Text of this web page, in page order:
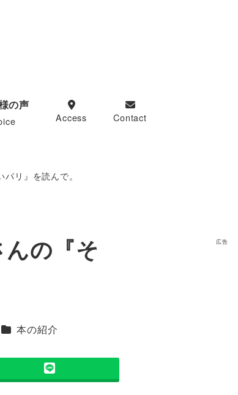
の声
Access Contact
リ』を読んで。
の『そ
カテゴリー
本の紹介
広告